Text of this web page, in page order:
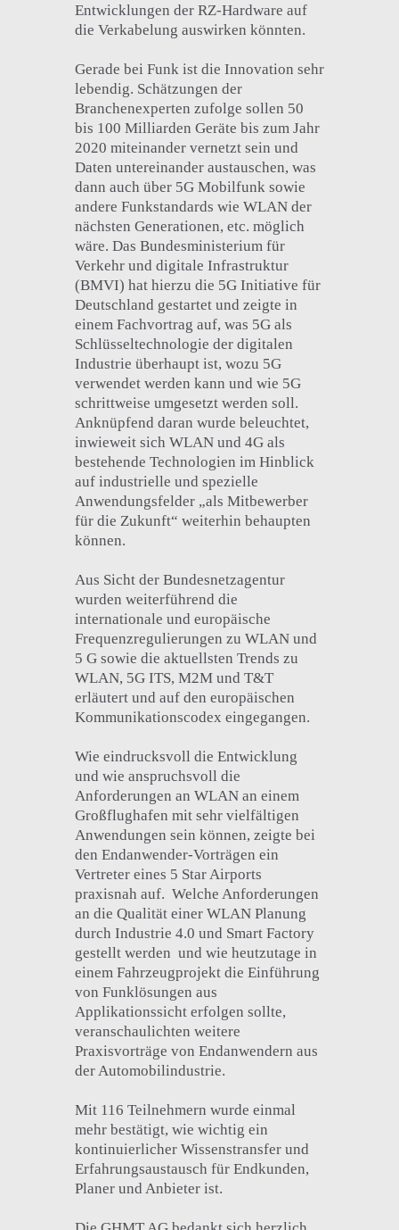
Entwicklungen der RZ-Hardware auf
die Verkabelung auswirken könnten.
Gerade bei Funk ist die Innovation sehr
lebendig. Schätzungen der
Branchenexperten zufolge sollen 50
bis 100 Milliarden Geräte bis zum Jahr
2020 miteinander vernetzt sein und
Daten untereinander austauschen, was
dann auch über 5G Mobilfunk sowie
andere Funkstandards wie WLAN der
nächsten Generationen, etc. möglich
wäre. Das Bundesministerium für
Verkehr und digitale Infrastruktur
(BMVI) hat hierzu die 5G Initiative für
Deutschland gestartet und zeigte in
einem Fachvortrag auf, was 5G als
Schlüsseltechnologie der digitalen
Industrie überhaupt ist, wozu 5G
verwendet werden kann und wie 5G
schrittweise umgesetzt werden soll.
Anknüpfend daran wurde beleuchtet,
inwieweit sich WLAN und 4G als
bestehende Technologien im Hinblick
auf industrielle und spezielle
Anwendungsfelder „als Mitbewerber
für die Zukunft“ weiterhin behaupten
können.
Aus Sicht der Bundesnetzagentur
wurden weiterführend die
internationale und europäische
Frequenzregulierungen zu WLAN und
5 G sowie die aktuellsten Trends zu
WLAN, 5G ITS, M2M und T&T
erläutert und auf den europäischen
Kommunikationscodex eingegangen.
Wie eindrucksvoll die Entwicklung
und wie anspruchsvoll die
Anforderungen an WLAN an einem
Großflughafen mit sehr vielfältigen
Anwendungen sein können, zeigte bei
den Endanwender-Vorträgen ein
Vertreter eines 5 Star Airports
praxisnah auf. Welche Anforderungen
an die Qualität einer WLAN Planung
durch Industrie 4.0 und Smart Factory
gestellt werden und wie heutzutage in
einem Fahrzeugprojekt die Einführung
von Funklösungen aus
Applikationssicht erfolgen sollte,
veranschaulichten weitere
Praxisvorträge von Endanwendern aus
der Automobilindustrie.
Mit 116 Teilnehmern wurde einmal
mehr bestätigt, wie wichtig ein
kontinuierlicher Wissenstransfer und
Erfahrungsaustausch für Endkunden,
Planer und Anbieter ist.